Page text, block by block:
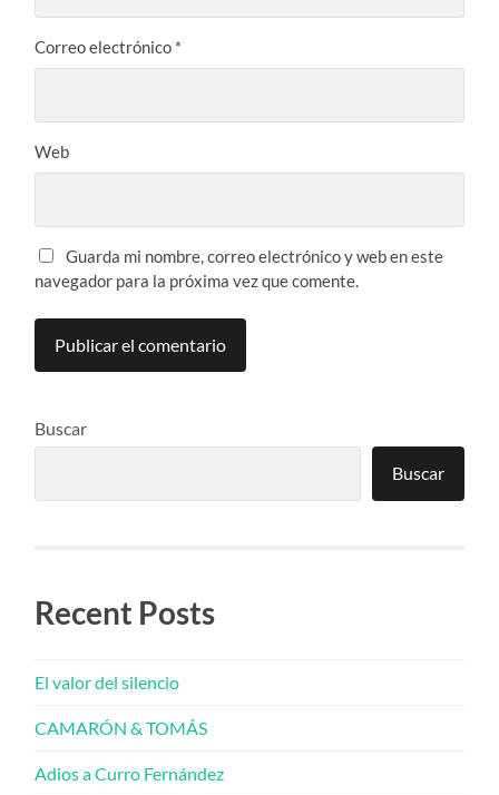
Correo electrónico *
Web
Guarda mi nombre, correo electrónico y web en este
navegador para la próxima vez que comente.
Buscar
Buscar
Recent Posts
El valor del silencio
CAMARÓN & TOMÁS
Adios a Curro Fernández